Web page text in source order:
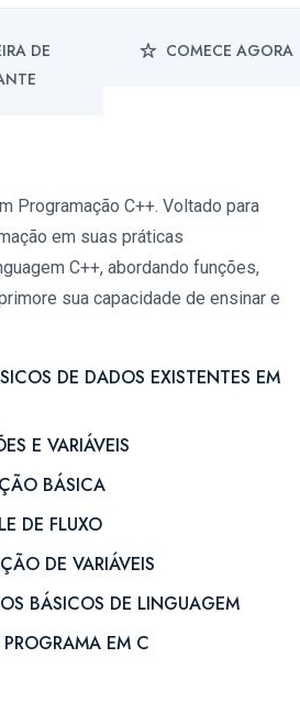
DE
COMECE AGORA
Programação C++. Voltado para
em suas práticas
C++, abordando funções,
sua capacidade de ensinar e
DE DADOS EXISTENTES EM
E VARIÁVEIS
BÁSICA
DE FLUXO
DE VARIÁVEIS
BÁSICOS DE LINGUAGEM
PROGRAMA EM C